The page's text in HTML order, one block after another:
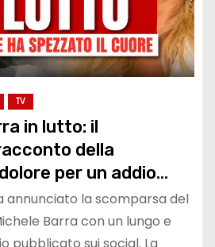
TV
in lutto: il
della
per un addio
in fretta
annunciato la scomparsa del
Barra con un lungo e